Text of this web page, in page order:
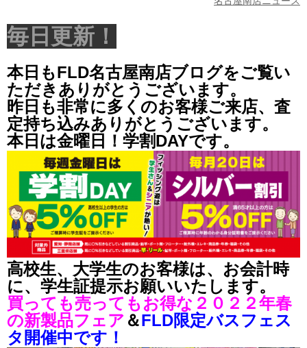
毎日更新！
本日もFLD名古屋南店ブログをご覧い
ただきありがとうございます。
昨日も非常に多くのお客様ご来店、査
定持ち込みありがとうございます。
本日は金曜日！学割DAYです。
高校生、大学生のお客様は、お会計時
に、学生証提示お願いいたします。
買っても売ってもお得な２０２２年春
の新製品フェア ＆FLD限定バスフェス
タ開催中です！